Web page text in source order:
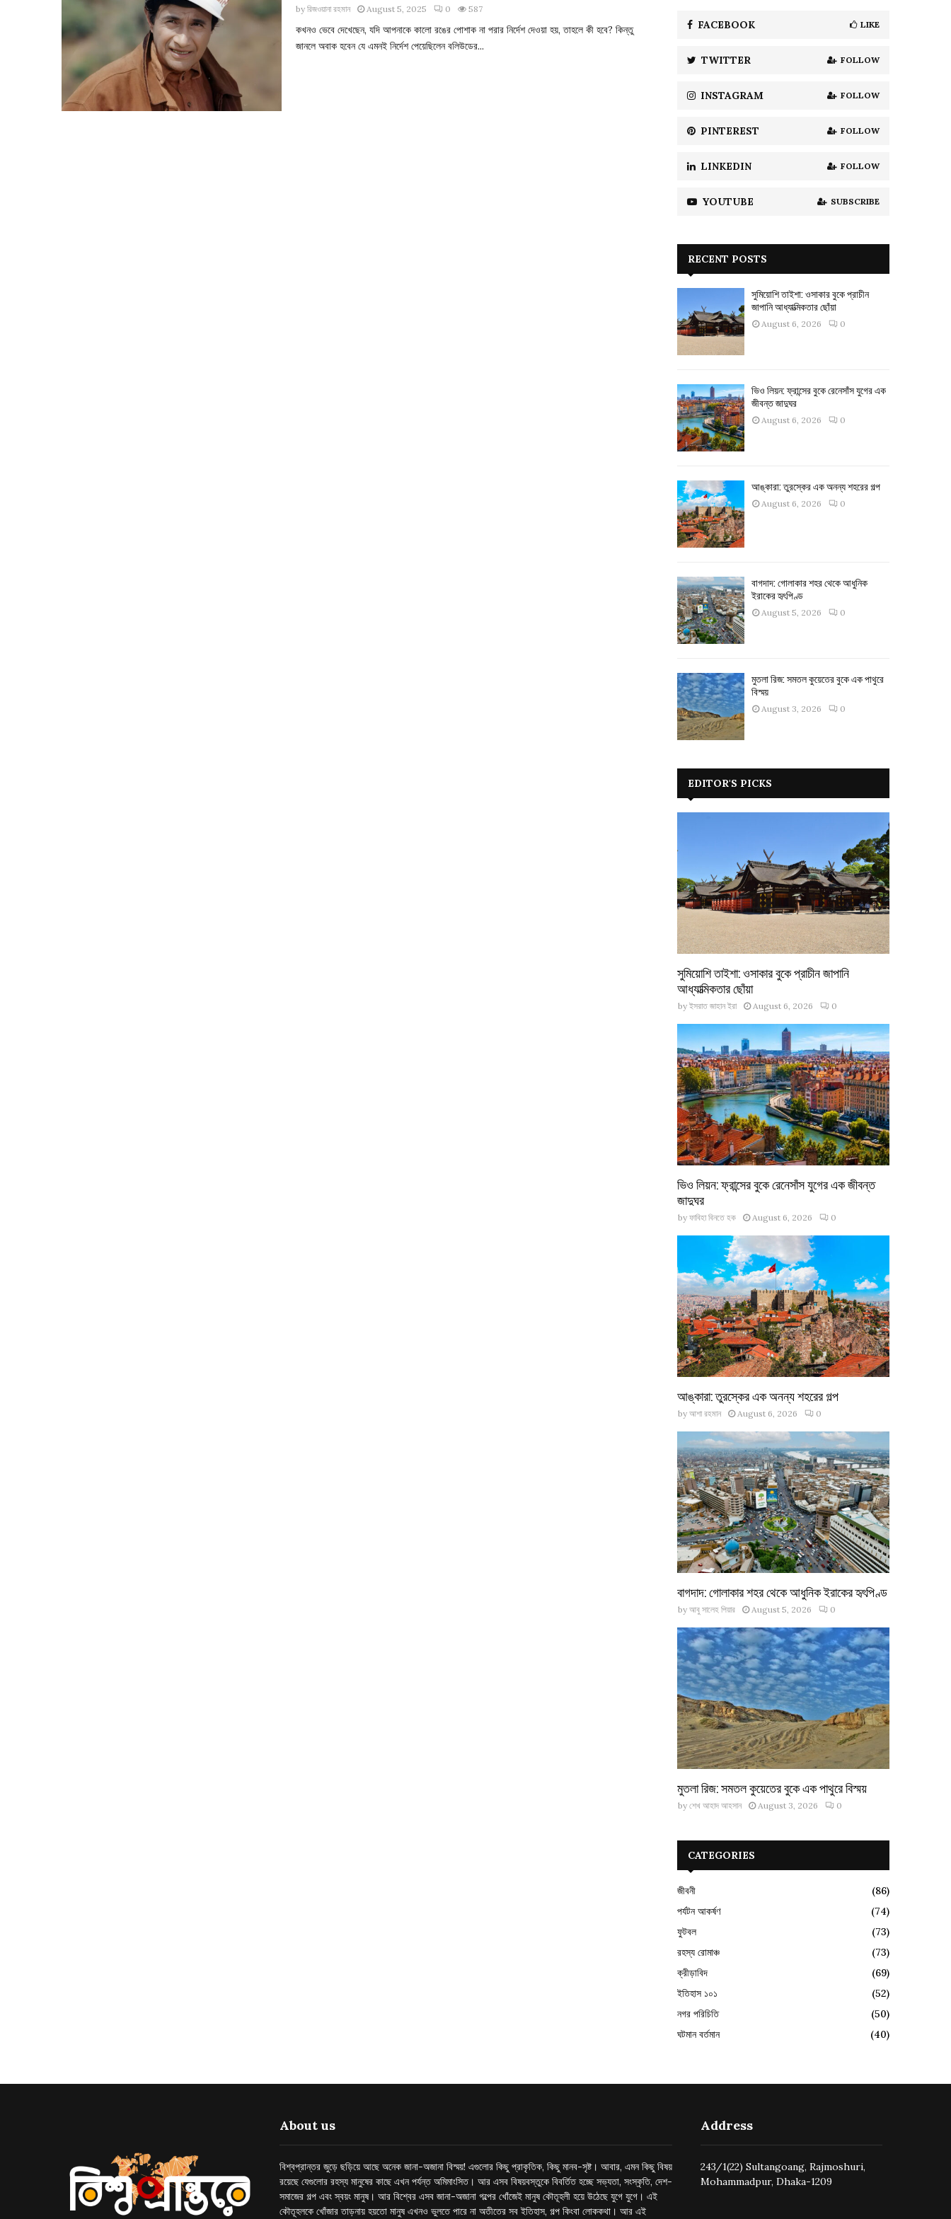
byরিজওয়ানা রহমান August 5, 2025 0 587
কখনও ভেবে দেখেছেন, যদি আপনাকে কালো রঙের পোশাক না পরার নির্দেশ দেওয়া হয়, তাহলে কী হবে? কিন্তু
জানলে অবাক হবেন যে এমনই নির্দেশ পেয়েছিলেন বলিউডের...
C
H
FACEBOOK LIKE
TWITTER FOLLOW
INSTAGRAM FOLLOW
PINTEREST FOLLOW
LINKEDIN FOLLOW
YOUTUBE SUBSCRIBE
RECENT POSTS
সুমিয়োশি তাইশা: ওসাকার বুকে প্রাচীন
জাপানি আধ্যাত্মিকতার ছোঁয়া
August 6, 2026 0
ভিও লিয়ন: ফ্রান্সের বুকে রেনেসাঁস যুগের এক
জীবন্ত জাদুঘর
August 6, 2026 0
আঙ্কারা: তুরস্কের এক অনন্য শহরের গল্প
August 6, 2026 0
বাগদাদ: গোলাকার শহর থেকে আধুনিক
ইরাকের হৃৎপিণ্ড
August 5, 2026 0
মুতলা রিজ: সমতল কুয়েতের বুকে এক পাথুরে
বিস্ময়
August 3, 2026 0
EDITOR'S PICKS
সুমিয়োশি তাইশা: ওসাকার বুকে প্রাচীন জাপানি
আধ্যাত্মিকতার ছোঁয়া
by ইসরাত জাহান ইরা August 6, 2026 0
ভিও লিয়ন: ফ্রান্সের বুকে রেনেসাঁস যুগের এক জীবন্ত
জাদুঘর
by ফাবিহা বিনতে হক August 6, 2026 0
আঙ্কারা: তুরস্কের এক অনন্য শহরের গল্প
by আশা রহমান August 6, 2026 0
বাগদাদ: গোলাকার শহর থেকে আধুনিক ইরাকের হৃৎপিণ্ড
by আবু সালেহ পিয়ার August 5, 2026 0
মুতলা রিজ: সমতল কুয়েতের বুকে এক পাথুরে বিস্ময়
by শেখ আহাদ আহসান August 3, 2026 0
CATEGORIES
জীবনী
(86)
পর্যটন আকর্ষণ
(74)
ফুটবল
(73)
রহস্য রোমাঞ্চ
(73)
ক্রীড়াবিদ
(69)
ইতিহাস ১০১
(52)
নগর পরিচিতি
(50)
ঘটমান বর্তমান
(40)
About us
বিশ্বপ্রান্তর জুড়ে ছড়িয়ে আছে অনেক জানা-অজানা বিস্ময়! এগুলোর কিছু প্রাকৃতিক, কিছু মানব-সৃষ্ট। আবার, এমন কিছু বিষয়
রয়েছে যেগুলোর রহস্য মানুষের কাছে এখন পর্যন্ত অমিমাংসিত। আর এসব বিষয়বস্তুকে বিবর্তিত হচ্ছে সভ্যতা, সংস্কৃতি, দেশ-
সমাজের গল্প এবং স্বয়ং মানুষ। আর বিশ্বের এসব জানা-অজানা গল্পের খোঁজেই মানুষ কৌতূহলী হয়ে উঠেছে যুগে যুগে। এই
কৌতূহলকে খোঁজার তাড়নায় হয়তো মানুষ এখনও ভুলতে পারে না অতীতের সব ইতিহাস, গল্প কিংবা লোককথা। আর এই
Address
243/1(22) Sultangoang, Rajmoshuri,
Mohammadpur, Dhaka-1209